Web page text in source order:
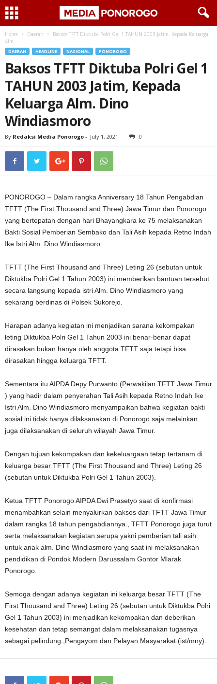
Home Daerah
Baksos TFTT Diktuba Polri Gel 1 TAHUN 2003 Jatim, Kepada Keluarga
Alm....
DAERAH HEADLINE NASIONAL PONOROGO
Baksos TFTT Diktuba Polri Gel 1
TAHUN 2003 Jatim, Kepada
Keluarga Alm. Dino
Windiasmoro
By Redaksi Media Ponorogo - July 1, 2021 0
PONOROGO – Dalam rangka Anniversary 18 Tahun Pengabdian
TFTT (The First Thousand and Three) Jawa Timur dan Ponorogo
yang bertepatan dengan hari Bhayangkara ke 75 melaksanakan
Bakti Sosial Pemberian Sembako dan Tali Asih kepada Retno Indah
Ike Istri Alm. Dino Windiasmoro.
TFTT (The First Thousand and Three) Leting 26 (sebutan untuk
Diktukba Polri Gel 1 Tahun 2003) ini memberikan bantuan tersebut
secara langsung kepada istri Alm. Dino Windiasmoro yang
sekarang berdinas di Polsek Sukorejo.
Harapan adanya kegiatan ini menjadikan sarana kekompakan
leting Diktukba Polri Gel 1 Tahun 2003 ini benar-benar dapat
dirasakan bukan hanya oleh anggota TFTT saja tetapi bisa
dirasakan hingga keluarga TFTT.
Sementara itu AIPDA Depy Purwanto (Perwakilan TFTT Jawa Timur
) yang hadir dalam penyerahan Tali Asih kepada Retno Indah Ike
Istri Alm. Dino Windiasmoro menyampaikan bahwa kegiatan bakti
sosial ini tidak hanya dilaksanakan di Ponorogo saja melainkan
juga dilaksanakan di seluruh wilayah Jawa Timur.
Dengan tujuan kekompakan dan kekeluargaan tetap tertanam di
keluarga besar TFTT (The First Thousand and Three) Leting 26
(sebutan untuk Diktukba Polri Gel 1 Tahun 2003).
Ketua TFTT Ponorogo AIPDA Dwi Prasetyo saat di konfirmasi
menambahkan selain menyalurkan baksos dari TFTT Jawa Timur
dalam rangka 18 tahun pengabdiannya., TFTT Ponorogo juga turut
serta melaksanakan kegiatan serupa yakni pemberian tali asih
untuk anak alm. Dino Windiasmoro yang saat ini melaksanakan
pendidikan di Pondok Modern Darussalam Gontor Mlarak
Ponorogo.
Semoga dengan adanya kegiatan ini keluarga besar TFTT (The
First Thousand and Three) Leting 26 (sebutan untuk Diktukba Polri
Gel 1 Tahun 2003) ini menjadikan kekompakan dan deberikan
kesehatan dan tetap semangat dalam melaksanakan tugasnya
sebagai pelindung.,Pengayom dan Pelayan Masyarakat.(ist/mny).